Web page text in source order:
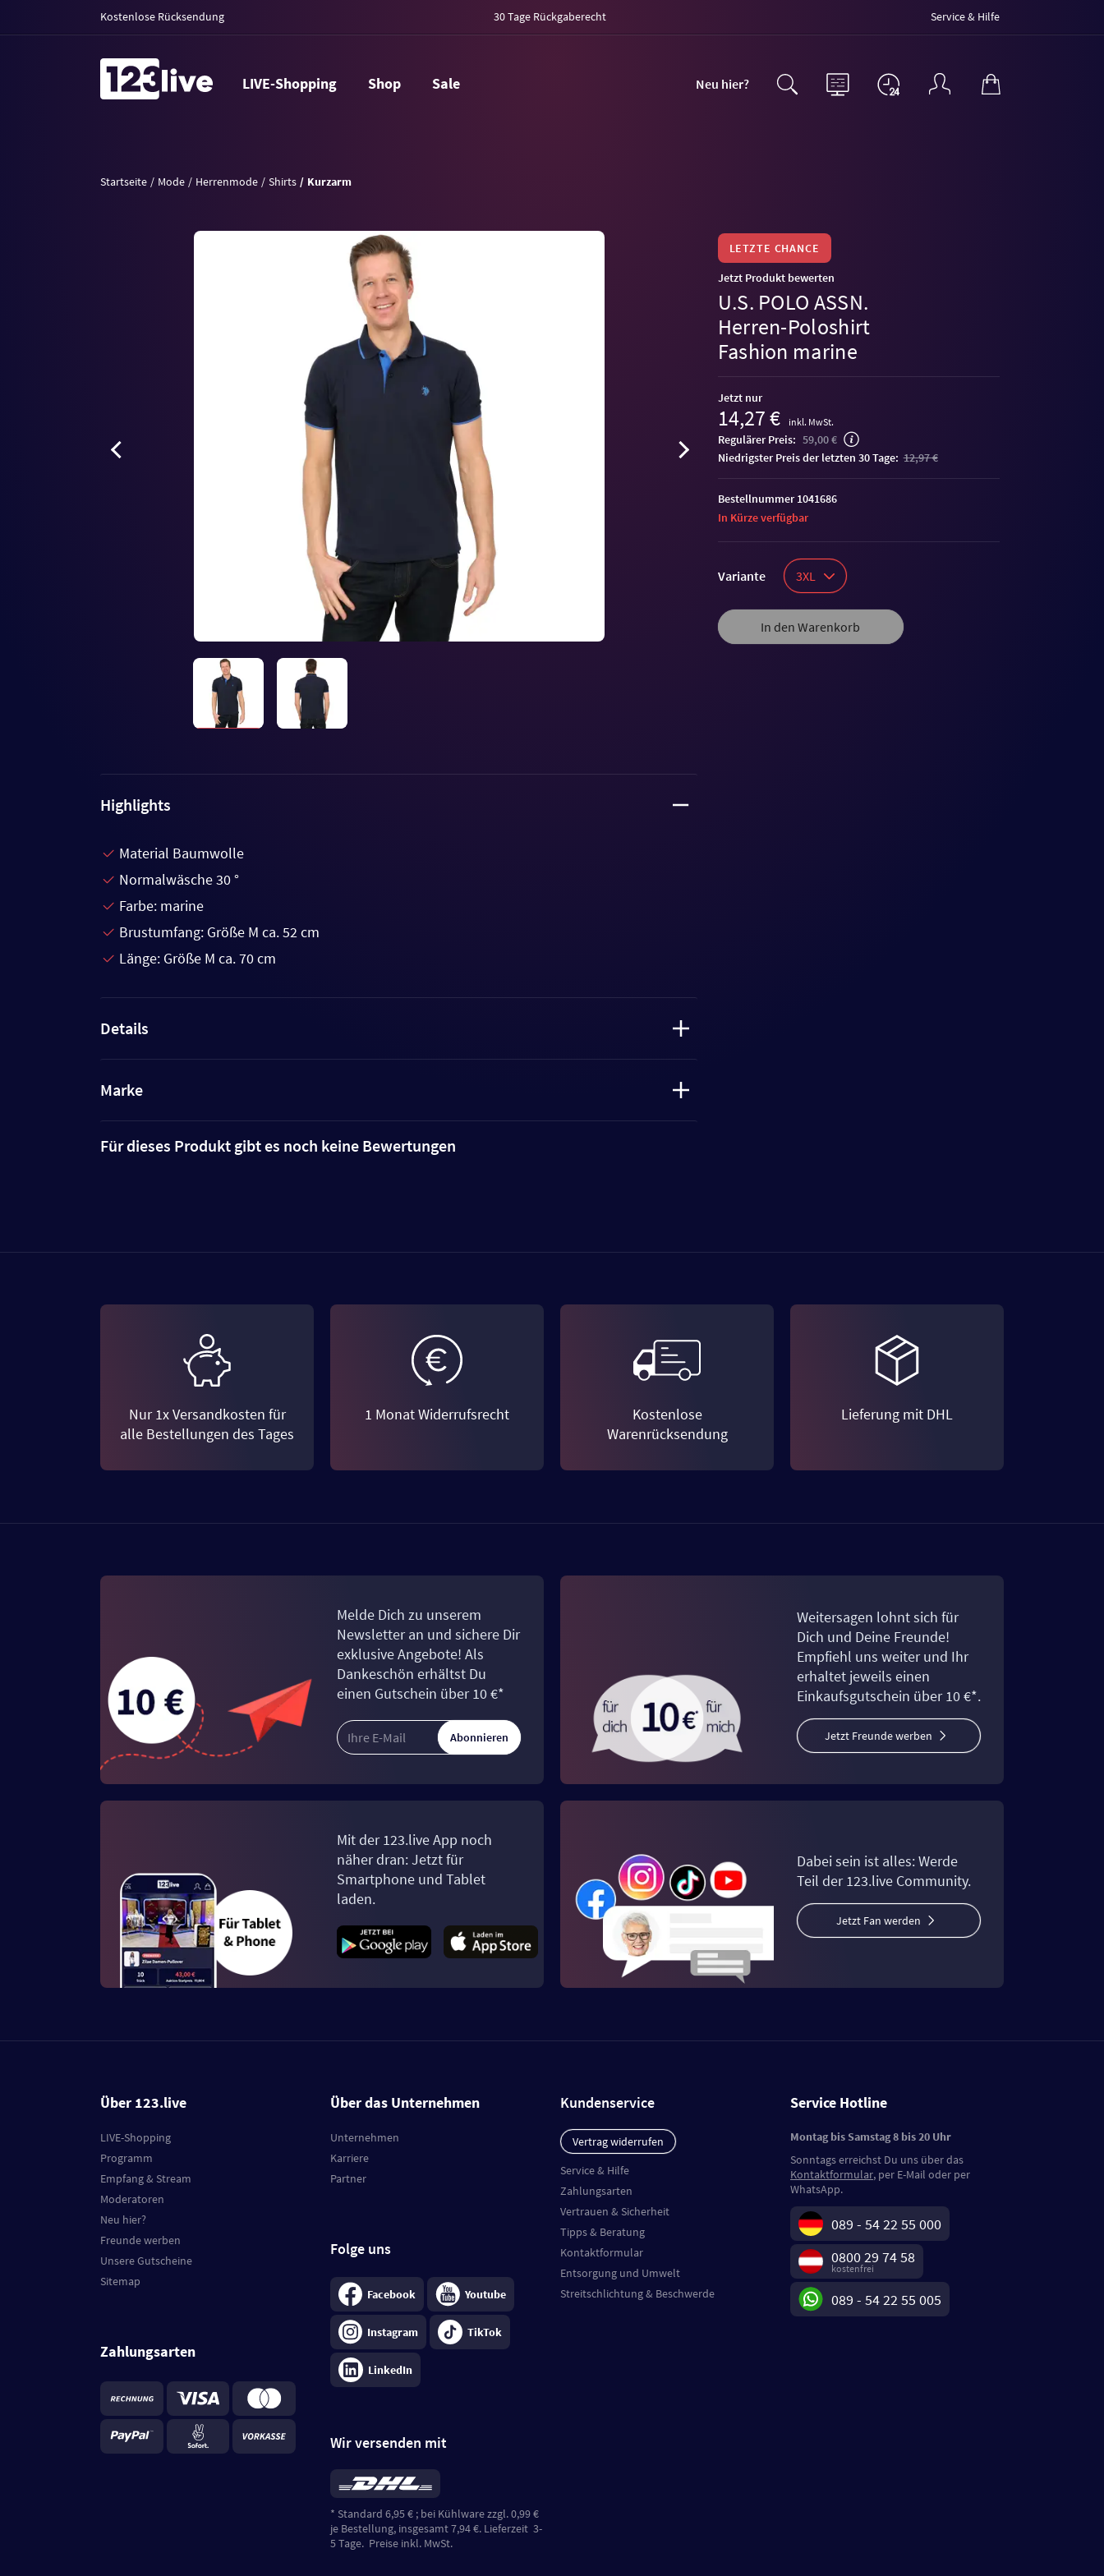
Kostenlose Rücksendung 30 Tage Rückgaberecht Service & Hilfe
LIVE-Shopping Shop Sale Neu hier?
Startseite Mode Herrenmode Shirts Kurzarm
LETZTE CHANCE
Jetzt Produkt bewerten
U.S. POLO ASSN.
Herren-Poloshirt
Fashion marine
Jetzt nur
14,27 € inkl. MwSt.
Regulärer Preis: 59,00 €
niedrigster Preis der letzten 30 Tage: 12,97 €
Variante 3XL
In den Warenkorb
Bestellnummer 1041686
In Kürze verfügbar
Highlights
Material Baumwolle
Normalwäsche 30 °
Farbe: marine
Brustumfang: Größe M ca. 52 cm
Länge: Größe M ca. 70 cm
Details
Marke
Für dieses Produkt gibt es noch keine Bewertungen
Nur 1x Versandkosten für
alle Bestellungen des Tages
1 Monat Widerrufsrecht
Kostenlose
Warenrücksendung
Lieferung mit DHL
Melde Dich zu unserem
Newsletter an und sichere Dir
exklusive Angebote! Als
Dankeschön erhältst Du
einen Gutschein über 10 €*
Abonnieren
Weitersagen lohnt sich für
Dich und Deine Freunde!
Empfiehl uns weiter und Ihr
erhaltet jeweils einen
Einkaufsgutschein über 10 €*.
Jetzt Freunde werben
Mit der 123.live App noch
näher dran: Jetzt für
Smartphone und Tablet
laden.
Dabei sein ist alles: Werde
Teil der 123.live Community.
Jetzt Fan werden
Über 123.live
LIVE-Shopping
Programm
Empfang & Stream
Moderatoren
Neu hier?
Freunde werben
Unsere Gutscheine
Sitemap
Zahlungsarten
Über das Unternehmen
Unternehmen
Karriere
Partner
Folge uns
Facebook Youtube
Instagram TikTok
LinkedIn
Wir versenden mit
* Standard 6,95 € ; bei Kühlware zzgl. 0,99 €
je Bestellung, insgesamt 7,94 €. Lieferzeit 3-
5 Tage. Preise inkl. MwSt.
Kundenservice
Vertrag widerrufen
Service & Hilfe
Zahlungsarten
Vertrauen & Sicherheit
Tipps & Beratung
Kontaktformular
Entsorgung und Umwelt
Streitschlichtung & Beschwerde
Service Hotline
Montag bis Samstag 8 bis 20 Uhr
Sonntags erreichst Du uns über das
Kontaktformular, per E-Mail oder per
WhatsApp.
089 - 54 22 55 000
0800 29 74 58
kostenfrei
089 - 54 22 55 005